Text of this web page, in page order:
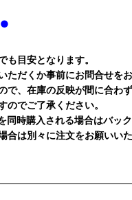
●
目安となります。
だくか事前にお問合せをお
で、在庫の反映が間に合わ
のでご了承ください。
時購入される場合はバッ
は別々に注文をお願いい